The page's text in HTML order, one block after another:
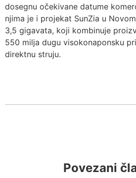
dosegnu očekivane datume
njima je i projekat SunZia u
3,5 gigavata, koji kombinuje
550 milja dugu visokonaponsku
direktnu struju.
Povezani